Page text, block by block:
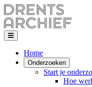
Home
Onderzoeken
Start je
Hoe